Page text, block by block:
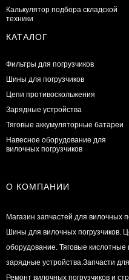
Калькулятор подбора складской
техники
КАТАЛОГ
Фильтры для погрузчиков
Шины для погрузчиков
Цепи противоскольжения
Зарядные устройства
Тяговые аккумуляторные батареи
Навесное оборудование для
вилочных погрузчиков
О КОМПАНИИ
Магазин запчастей для вилочных
Шины для вилочных погрузчиков.
оборудование. Тяговые
зарядные устройства.Запчасти
Ремонт вилочных погрузчиков и